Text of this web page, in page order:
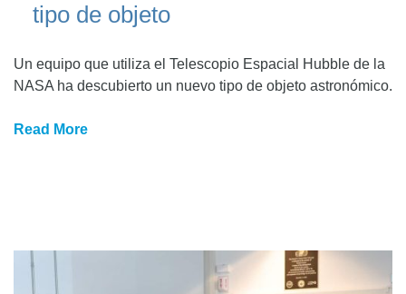
tipo de objeto
Un equipo que utiliza el Telescopio Espacial Hubble de la
NASA ha descubierto un nuevo tipo de objeto astronómico.
Read More